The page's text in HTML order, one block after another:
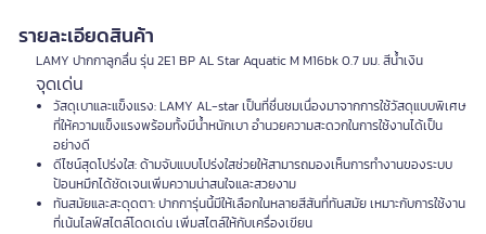
รายละเอียดสินค้า
LAMY ปากกาลูกลื่น รุ่น 2E1 BP AL Star Aquatic M M16bk 0.7 มม. สีน้ำเงิน
จุดเด่น
วัสดุเบาและแข็งแรง: LAMY AL-star เป็นที่ชื่นชมเนื่องมาจากการใช้วัสดุแบบพิเศษ
ที่ให้ความแข็งแรงพร้อมทั้งมีน้ำหนักเบา อำนวยความสะดวกในการใช้งานได้เป็น
อย่างดี
ดีไซน์สุดโปร่งใส: ด้ามจับแบบโปร่งใสช่วยให้สามารถมองเห็นการทำงานของระบบ
ป้อนหมึกได้ชัดเจนเพิ่มความน่าสนใจและสวยงาม
ทันสมัยและสะดุดตา: ปากการุ่นนี้มีให้เลือกในหลายสีสันที่ทันสมัย เหมาะกับการใช้งาน
ที่เน้นไลฟ์สไตล์โดดเด่น เพิ่มสไตล์ให้กับเครื่องเขียน